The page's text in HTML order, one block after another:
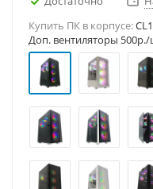
Купить ПК в корпусе:
Доп. вентиляторы